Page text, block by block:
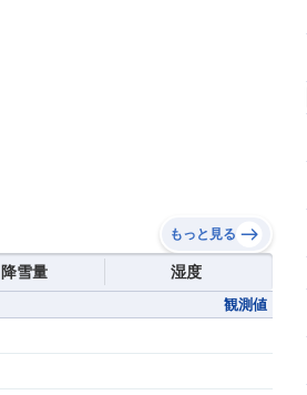
もっと見る
降雪量 湿度
観測値